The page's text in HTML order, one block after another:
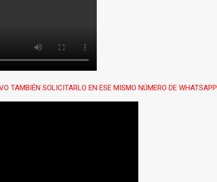
TAMBIÉN SOLICITARLO EN ESE MISMO NÚMERO DE WHATSAPP